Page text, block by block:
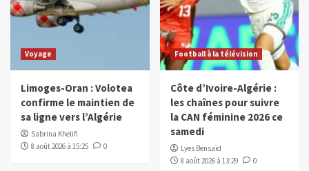
Voyage
Limoges-Oran : Volotea
confirme le maintien de
sa ligne vers l’Algérie
Sabrina Khelifi
8 août 2026 à 15:25
0
Football à la télévision
Côte d’Ivoire-Algérie :
les chaînes pour suivre
la CAN féminine 2026 ce
samedi
Lyes Bensaïd
8 août 2026 à 13:29
0